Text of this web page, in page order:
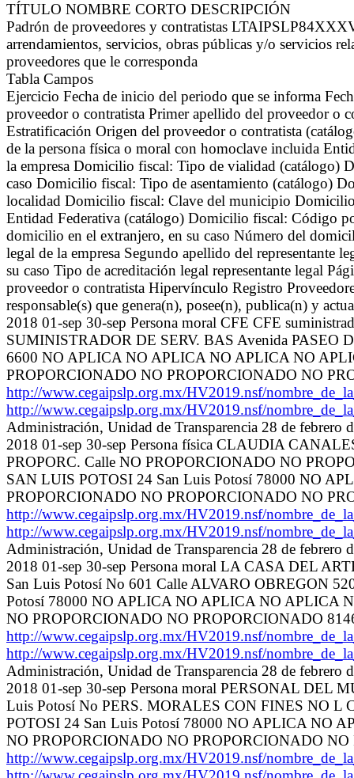
TÍTULO NOMBRE CORTO DESCRIPCIÓN
Padrón de proveedores y contratistas
arrendamientos, servicios, obras públicas y/o servicios
proveedores que le corresponda
Tabla Campos
Ejercicio Fecha de inicio del periodo que se informa
proveedor o contratista Primer apellido del proveedor o
Estratificación Origen del proveedor o contratista
de la persona física o moral con homoclave incluida
la empresa Domicilio fiscal: Tipo de vialidad
caso Domicilio fiscal: Tipo de asentamiento (catálogo)
localidad Domicilio fiscal: Clave del municipio
Entidad Federativa (catálogo) Domicilio fiscal: Código
domicilio en el extranjero, en su caso Número del
legal de la empresa Segundo apellido del representante
su caso Tipo de acreditación legal representante legal
proveedor o contratista Hipervínculo Registro
responsable(s) que genera(n), posee(n), publica(n) y
2018 01-sep 30-sep Persona moral CFE CFE
SUMINISTRADOR DE SERV. BAS Avenida
6600 NO APLICA NO APLICA NO APLICA NO
PROPORCIONADO NO PROPORCIONADO NO
http://www.cegaipslp.org.mx/HV2019.nsf/
http://www.cegaipslp.org.mx/HV2019.nsf/
Administración, Unidad de Transparencia 28 de febrero
2018 01-sep 30-sep Persona física CLAUDIA
PROPORC. Calle NO PROPORCIONADO NO
SAN LUIS POTOSI 24 San Luis Potosí 78000 NO
PROPORCIONADO NO PROPORCIONADO NO
http://www.cegaipslp.org.mx/HV2019.nsf/
http://www.cegaipslp.org.mx/HV2019.nsf/
Administración, Unidad de Transparencia 28 de febrero
2018 01-sep 30-sep Persona moral LA CASA DEL
San Luis Potosí No 601 Calle ALVARO OBREGON
Potosí 78000 NO APLICA NO APLICA NO APLICA
NO PROPORCIONADO NO PROPORCIONADO
http://www.cegaipslp.org.mx/HV2019.nsf/
http://www.cegaipslp.org.mx/HV2019.nsf/
Administración, Unidad de Transparencia 28 de febrero
2018 01-sep 30-sep Persona moral PERSONAL DEL
Luis Potosí No PERS. MORALES CON FINES NO
POTOSI 24 San Luis Potosí 78000 NO APLICA NO
NO PROPORCIONADO NO PROPORCIONADO
http://www.cegaipslp.org.mx/HV2019.nsf/